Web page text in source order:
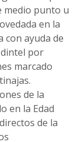
medio punto u
en la
con ayuda de
dintel por
marcado
de la
en la Edad
de la